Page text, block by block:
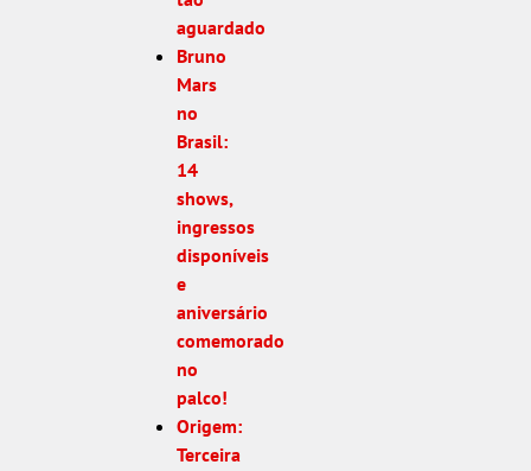
aguardado
Bruno
Mars
no
Brasil:
14
shows,
ingressos
disponíveis
e
aniversário
comemorado
no
palco!
Origem:
Terceira